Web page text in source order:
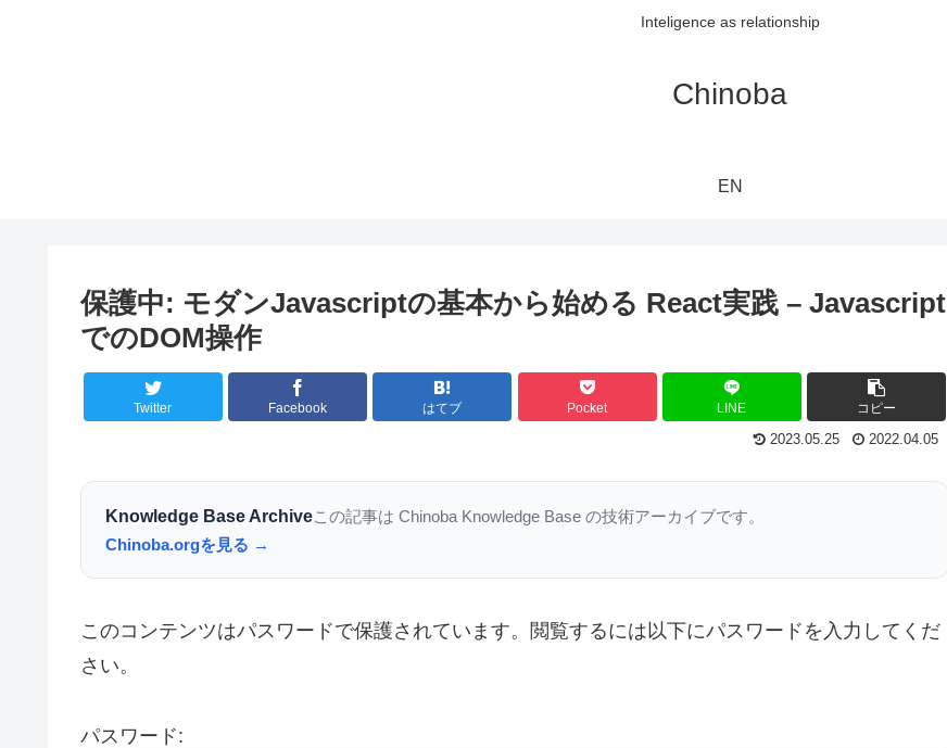
Inteligence as relationship
Chinoba
EN
保護中: モダンJavascriptの基本から始める React実践 – Javascript
でのDOM操作
Twitter Facebook はてブ Pocket LINE コピー
2023.05.25 2022.04.05
Knowledge Base Archiveこの記事は Chinoba Knowledge Base の技術アーカイブです。
Chinoba.orgを見る →
このコンテンツはパスワードで保護されています。閲覧するには以下にパスワードを入力してくだ
さい。
パスワード: